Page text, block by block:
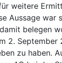
weitere
Aussage war
belegen
2. September
zu haben.